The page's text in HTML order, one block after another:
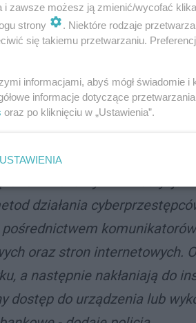
już przelew w wysokości 22
reakcji pracownika banku oraz
na znaczną kwotę. Tym
z rzekomymi inwestycjami
działania
oraz stron internetowych.
a następnie nakłaniają do
dostęp do urządzenia lub
i zawsze możesz ją zmienić/wycofać
strony
. Niektóre rodzaje
się takiemu przetwarzaniu.
informacjami, abyś mógł świadomie
informacje dotyczące
oraz po kliknięciu w „Ustawienia”.
USTAWIENIA